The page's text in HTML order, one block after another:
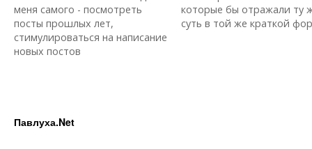
меня самого - посмотреть
посты прошлых лет,
стимулироваться на написание
новых постов
которые бы отражали ту
суть в той же краткой
Павлуха.Net